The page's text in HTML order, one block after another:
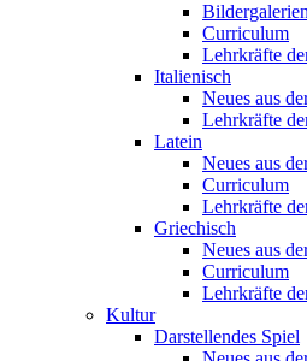
Curriculum
Lehrkräfte
Italienisch
Neues aus
Lehrkräfte
Latein
Neues aus
Curriculum
Lehrkräfte
Griechisch
Neues aus
Curriculum
Lehrkräfte
Kultur
Darstellendes Spiel